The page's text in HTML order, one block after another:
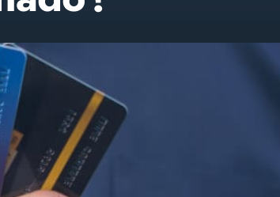
de 2023